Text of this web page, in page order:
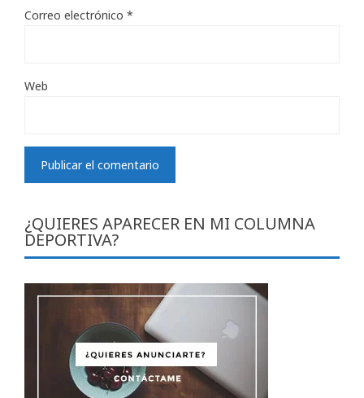
Correo electrónico *
Web
¿QUIERES APARECER EN MI COLUMNA
DEPORTIVA?